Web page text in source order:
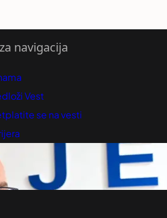
navigacija
Vest
se na vesti